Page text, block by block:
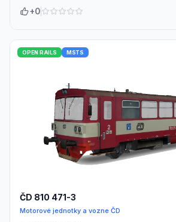
+0
OPEN RAILS MSTS
ČD 810 471-3
Motorové jednotky a vozne ČD